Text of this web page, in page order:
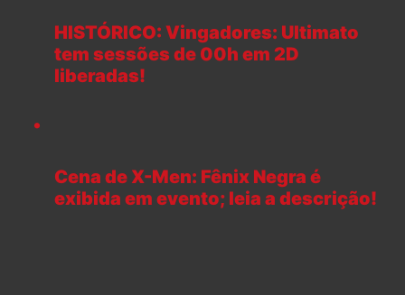
HISTÓRICO: Vingadores: Ultimato
tem sessões de 00h em 2D
liberadas!
Cena de X-Men: Fênix Negra é
exibida em evento; leia a descrição!